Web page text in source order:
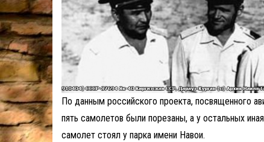
По данным российского проекта, посвященного
пять самолетов были порезаны, а у остальных
самолет стоял у парка имени Навои.